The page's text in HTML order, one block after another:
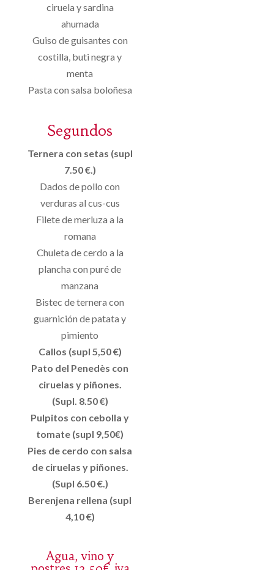
ciruela y sardina
ahumada
Guiso de guisantes con
costilla, buti negra y
menta
Pasta con salsa boloñesa
Segundos
Ternera con setas (supl
7.50 €.)
Dados de pollo con
verduras al cus-cus
Filete de merluza a la
romana
Chuleta de cerdo a la
plancha con puré de
manzana
Bistec de ternera con
guarnición de patata y
pimiento
Callos (supl 5,50 €)
Pato del Penedès con
ciruelas y piñones.
(Supl. 8.50 €)
Pulpitos con cebolla y
tomate (supl 9,50€)
Pies de cerdo con salsa
de ciruelas y piñones.
(Supl 6.50 €.)
Berenjena rellena (supl
4,10 €)
Agua, vino y